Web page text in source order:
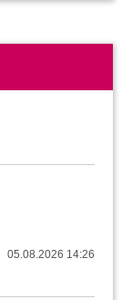
05.08.2026 14:26